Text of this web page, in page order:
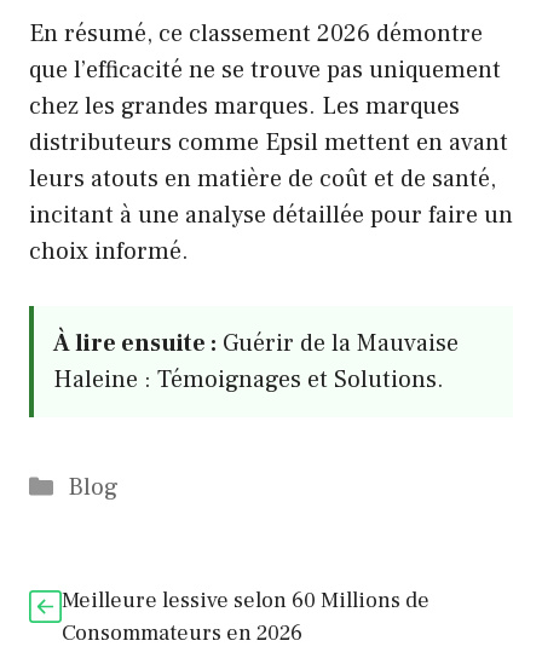
En résumé, ce classement 2026 démontre
que l’efficacité ne se trouve pas uniquement
chez les grandes marques. Les marques
distributeurs comme Epsil mettent en avant
leurs atouts en matière de coût et de santé,
incitant à une analyse détaillée pour faire un
choix informé.
À lire ensuite : Guérir de la Mauvaise
Haleine : Témoignages et Solutions.
Catégories
Blog
Meilleure lessive selon 60 Millions de
Consommateurs en 2026